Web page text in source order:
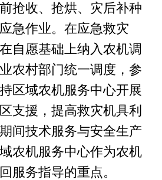
抢收、抢烘、灾后补种
急作业。在应急救灾
自愿基础上纳入农机调
农村部门统一调度，参
区域农机服务中心开展
支援，提高救灾机具利
间技术服务与安全生产
农机服务中心作为农机
服务指导的重点。